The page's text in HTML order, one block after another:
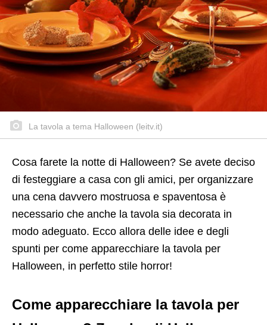
La tavola a tema Halloween (leitv.it)
Cosa farete la notte di Halloween? Se avete deciso
di festeggiare a casa con gli amici, per organizzare
una cena davvero mostruosa e spaventosa è
necessario che anche la tavola sia decorata in
modo adeguato. Ecco allora delle idee e degli
spunti per come apparecchiare la tavola per
Halloween, in perfetto stile horror!
Come apparecchiare la tavola per